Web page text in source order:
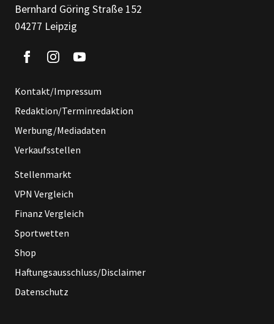
Bernhard Göring Straße 152
04277 Leipzig
Kontakt/Impressum
Redaktion/Terminredaktion
Werbung/Mediadaten
Verkaufsstellen
Stellenmarkt
VPN Vergleich
Finanz Vergleich
Sportwetten
Shop
Haftungsausschluss/Disclaimer
Datenschutz